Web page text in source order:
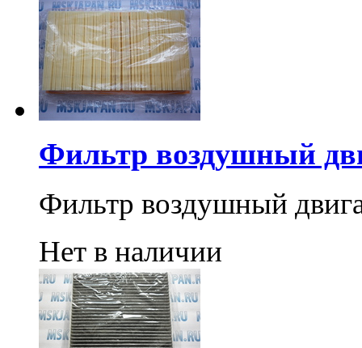
Фильтр воздушный
Фильтр воздушный
Нет в наличии